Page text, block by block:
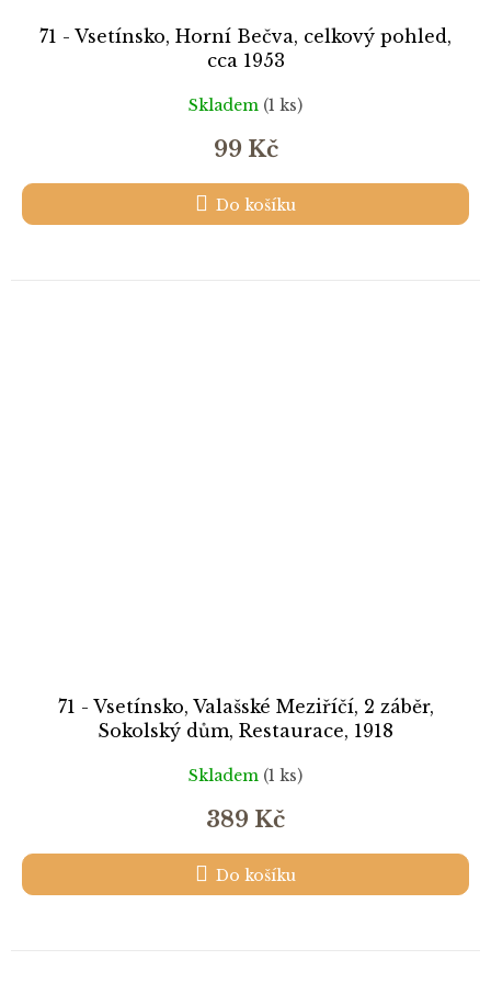
71 - Vsetínsko, Horní Bečva, celkový pohled,
cca 1953
Skladem (1 ks)
99 Kč
Do košíku
71 - Vsetínsko, Valašské Meziříčí, 2 záběr,
Sokolský dům, Restaurace, 1918
Skladem (1 ks)
389 Kč
Do košíku